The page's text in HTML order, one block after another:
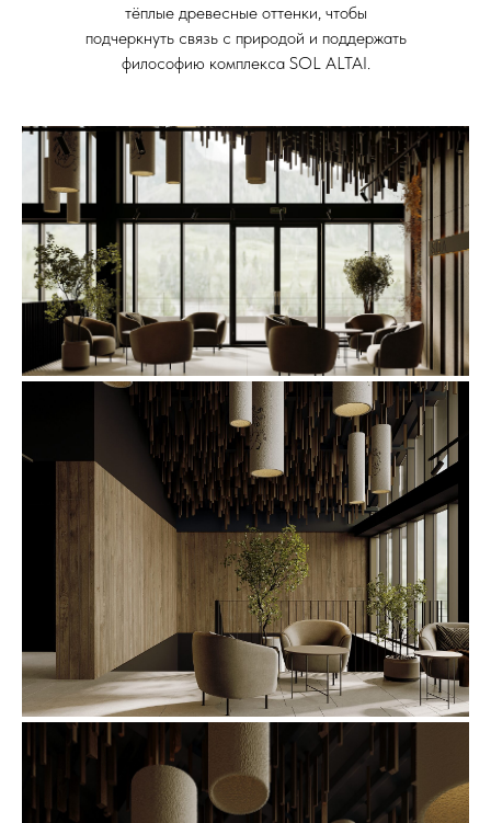
тёплые древесные оттенки, чтобы
подчеркнуть связь с природой и поддержать
философию комплекса SOL ALTAI.